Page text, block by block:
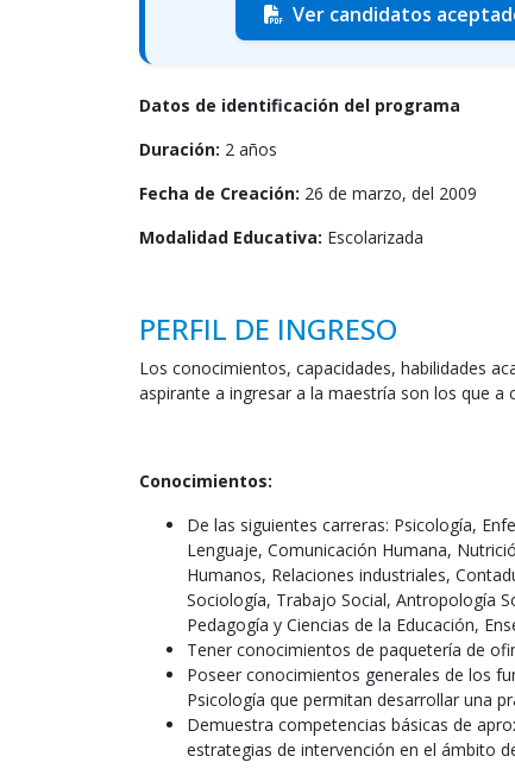
Ver candidatos
Datos de identificación del programa
Duración: 2 años
Fecha de Creación: 26 de marzo, del 2009
Modalidad Educativa: Escolarizada
PERFIL DE INGRESO
Los conocimientos, capacidades, habilidades
aspirante a ingresar a la maestría son los que a
Conocimientos:
De las siguientes carreras: Psicología,
Lenguaje, Comunicación Humana,
Humanos, Relaciones industriales,
Sociología, Trabajo Social, Antropología
Pedagogía y Ciencias de la Educación,
Tener conocimientos de paquetería de
Poseer conocimientos generales de los
Psicología que permitan desarrollar una
Demuestra competencias básicas de
estrategias de intervención en el ámbito